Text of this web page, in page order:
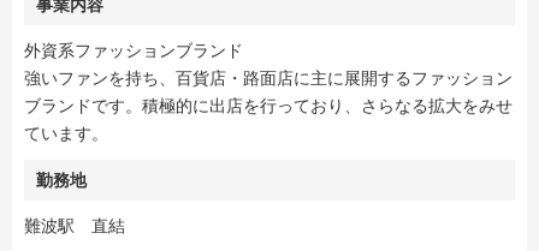
事業内容
外資系ファッションブランド
強いファンを持ち、百貨店・路面店に主に展開するファッション
ブランドです。積極的に出店を行っており、さらなる拡大をみせ
ています。
勤務地
難波駅 直結